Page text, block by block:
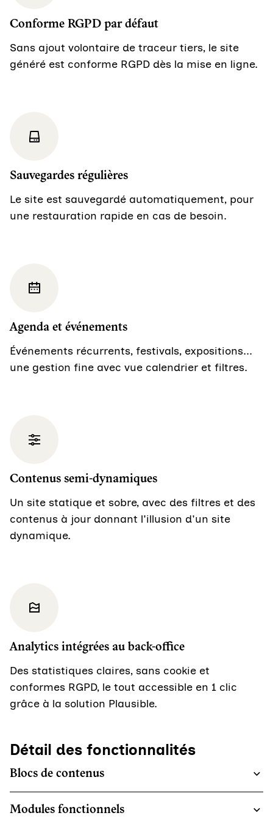
Conforme RGPD par défaut
Sans ajout volontaire de traceur tiers, le site
généré est conforme RGPD dès la mise en ligne.
Sauvegardes régulières
Le site est sauvegardé automatiquement, pour
une restauration rapide en cas de besoin.
Agenda et événements
Événements récurrents, festivals, expositions...
une gestion fine avec vue calendrier et filtres.
Contenus semi-dynamiques
Un site statique et sobre, avec des filtres et des
contenus à jour donnant l'illusion d'un site
dynamique.
Analytics intégrées au back-office
Des statistiques claires, sans cookie et
conformes RGPD, le tout accessible en 1 clic
grâce à la solution Plausible.
Détail des fonctionnalités
Blocs de contenus
Modules fonctionnels